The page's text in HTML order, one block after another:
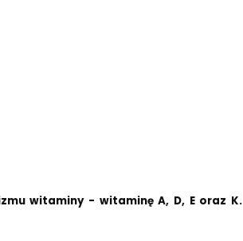
witaminy - witaminę A, D, E oraz K.